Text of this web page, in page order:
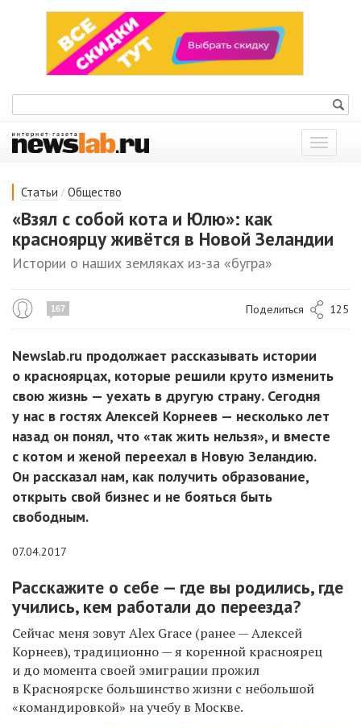
Показать
меню
Статьи / Общество
«Взял с собой кота и Юлю»: как
красноярцу живётся в Новой Зеландии
Истории о наших земляках из-за «бугра»
167 Поделиться 125
Newslab.ru продолжает рассказывать истории
о красноярцах, которые решили круто изменить
свою жизнь — уехать в другую страну. Сегодня
у нас в гостях Алексей Корнеев — несколько лет
назад он понял, что «так жить нельзя», и вместе
с котом и женой переехал в Новую Зеландию.
Он рассказал нам, как получить образование,
открыть свой бизнес и не бояться быть
свободным.
07.04.2017
Расскажите о себе — где вы родились, где
учились, кем работали до переезда?
Сейчас меня зовут Alex Grace (ранее — Алексей
Корнеев), традиционно — я коренной красноярец
и до момента своей эмиграции прожил
в Красноярске большинство жизни с небольшой
«командировкой» на учебу в Москве.